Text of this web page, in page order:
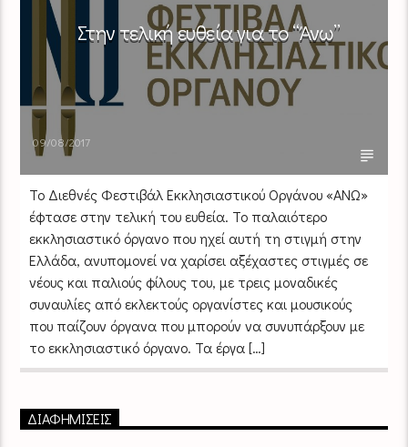
Στην τελική ευθεία για το “Άνω”
09/08/2017
Το Διεθνές Φεστιβάλ Εκκλησιαστικού Οργάνου «ΑΝΩ»
έφτασε στην τελική του ευθεία. Το παλαιότερο
εκκλησιαστικό όργανο που ηχεί αυτή τη στιγμή στην
Ελλάδα, ανυπομονεί να χαρίσει αξέχαστες στιγμές σε
νέους και παλιούς φίλους του, με τρεις μοναδικές
συναυλίες από εκλεκτούς οργανίστες και μουσικούς
που παίζουν όργανα που μπορούν να συνυπάρξουν με
το εκκλησιαστικό όργανο. Τα έργα […]
ΔΙΑΦΗΜΙΣΕΙΣ